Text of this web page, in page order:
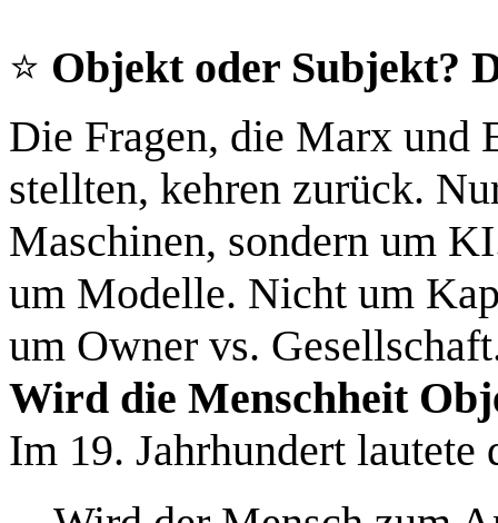
⭐ Objekt oder Subjekt?
Die Fragen, die Marx und
stellten, kehren zurück.
Maschinen, sondern um
um Modelle. Nicht um
um Owner vs.
Wird die Menschheit
Im 19. Jahrhundert lautete